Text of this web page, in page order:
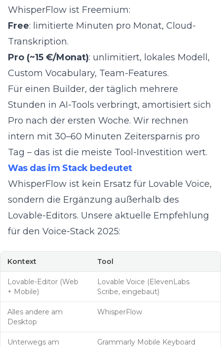
WhisperFlow ist Freemium:
Free: limitierte Minuten pro Monat, Cloud-
Transkription.
Pro (~15 €/Monat): unlimitiert, lokales Modell,
Custom Vocabulary, Team-Features.
Für einen Builder, der täglich mehrere
Stunden in AI-Tools verbringt, amortisiert sich
Pro nach der ersten Woche. Wir rechnen
intern mit 30–60 Minuten Zeitersparnis pro
Tag – das ist die meiste Tool-Investition wert.
Was das im Stack bedeutet
WhisperFlow ist kein Ersatz für Lovable Voice,
sondern die Ergänzung außerhalb des
Lovable-Editors. Unsere aktuelle Empfehlung
für den Voice-Stack 2025:
Kontext Tool
Lovable-Editor (Web
+ Mobile)
Lovable Voice (ElevenLabs
Scribe, eingebaut)
Alles andere am
Desktop
WhisperFlow
Unterwegs am
Grammarly Mobile Keyboard